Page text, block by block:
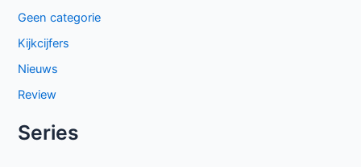
Geen categorie
Kijkcijfers
Nieuws
Review
Series